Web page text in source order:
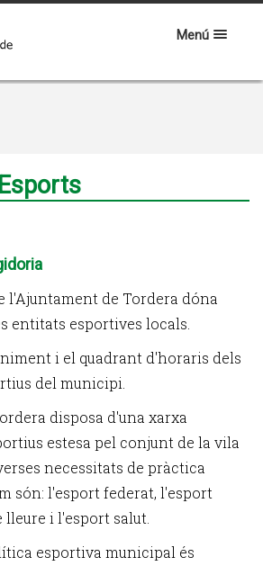
Menú
l'Ajuntament de Tordera dóna
entitats esportives locals.
i el quadrant d'horaris dels
del municipi.
disposa d'una xarxa
estesa pel conjunt de la vila
necessitats de pràctica
són: l'esport federat, l'esport
lleure i l'esport salut.
esportiva municipal és